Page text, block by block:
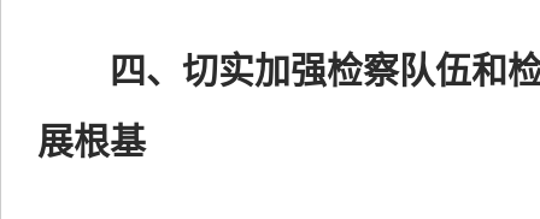
四、切实加强检察队伍和
展根基